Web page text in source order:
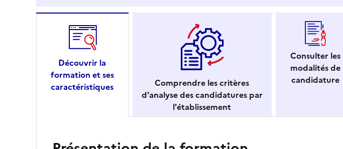
Découvrir la
formation et ses
caractéristiques
Comprendre les critères
d'analyse des candidatures par
l'établissement
Consulter les
modalités de
candidature